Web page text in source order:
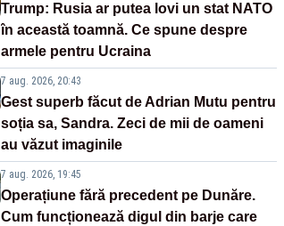
Trump: Rusia ar putea lovi un stat NATO
în această toamnă. Ce spune despre
armele pentru Ucraina
7 aug. 2026, 20:43
Gest superb făcut de Adrian Mutu pentru
soția sa, Sandra. Zeci de mii de oameni
au văzut imaginile
7 aug. 2026, 19:45
Operațiune fără precedent pe Dunăre.
Cum funcționează digul din barje care